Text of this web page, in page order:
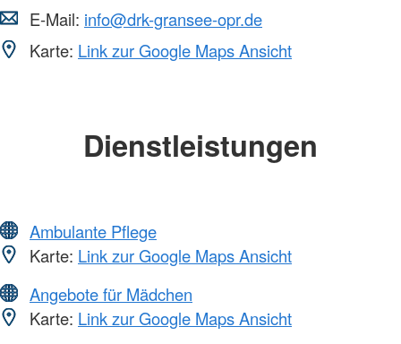
E-Mail: info@drk-gransee-opr.de
Karte: Link zur Google Maps Ansicht
Dienstleistungen
Ambulante Pflege
Karte: Link zur Google Maps Ansicht
Angebote für Mädchen
Karte: Link zur Google Maps Ansicht